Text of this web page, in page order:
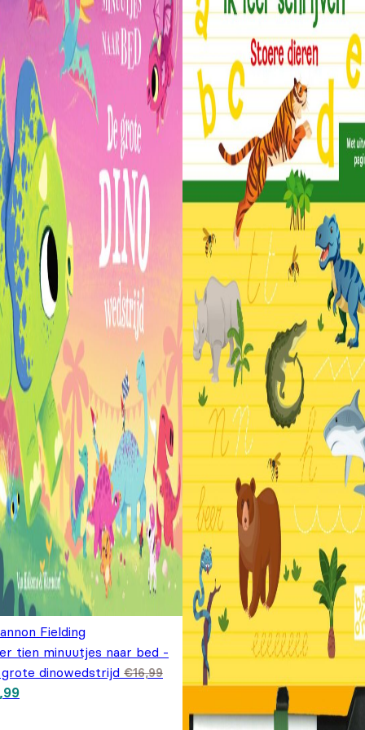
Fielding
tien minuutjes naar bed -
dinowedstrijd €16,99
prijs was: €16,99.
Huidige prijs is: €7,99.